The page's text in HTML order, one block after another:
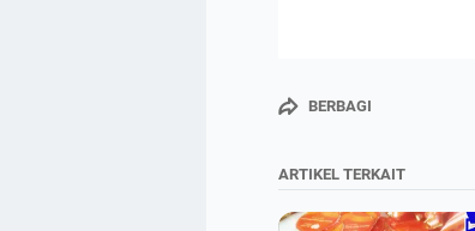
BERBAGI
ARTIKEL TERKAIT